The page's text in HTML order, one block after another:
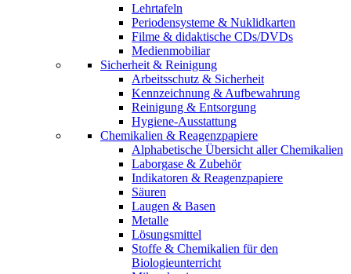
Lehrtafeln
Periodensysteme & Nuklidkarten
Filme & didaktische CDs/DVDs
Medienmobiliar
Sicherheit & Reinigung
Arbeitsschutz & Sicherheit
Kennzeichnung & Aufbewahrung
Reinigung & Entsorgung
Hygiene-Ausstattung
Chemikalien & Reagenzpapiere
Alphabetische Übersicht aller Chemikalien
Laborgase & Zubehör
Indikatoren & Reagenzpapiere
Säuren
Laugen & Basen
Metalle
Lösungsmittel
Stoffe & Chemikalien für den
Biologieunterricht